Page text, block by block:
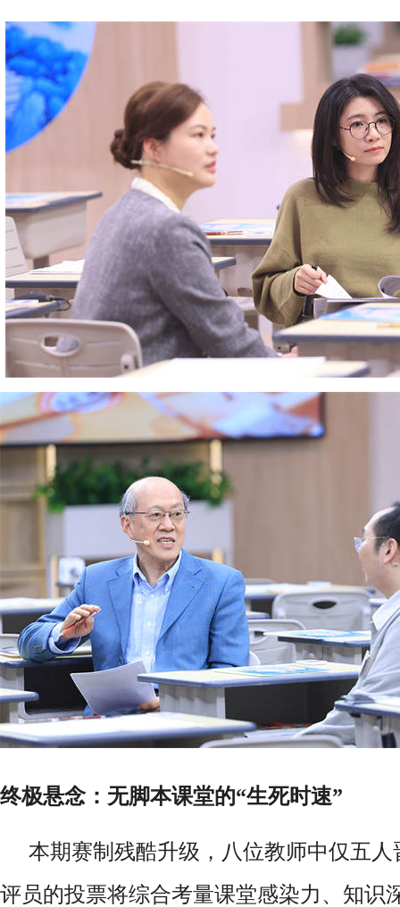
终极悬念：无脚本课堂的“生死时速”
本期赛制残酷升级，八位教师中仅五
评员的投票将综合考量课堂感染力、知识